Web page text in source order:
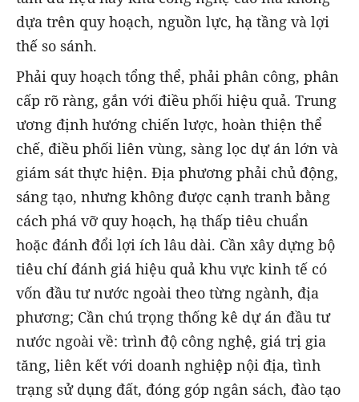
dựa trên quy hoạch, nguồn lực, hạ tầng và lợi
thế so sánh.
Phải quy hoạch tổng thể, phải phân công, phân
cấp rõ ràng, gắn với điều phối hiệu quả. Trung
ương định hướng chiến lược, hoàn thiện thể
chế, điều phối liên vùng, sàng lọc dự án lớn và
giám sát thực hiện. Địa phương phải chủ động,
sáng tạo, nhưng không được cạnh tranh bằng
cách phá vỡ quy hoạch, hạ thấp tiêu chuẩn
hoặc đánh đổi lợi ích lâu dài. Cần xây dựng bộ
tiêu chí đánh giá hiệu quả khu vực kinh tế có
vốn đầu tư nước ngoài theo từng ngành, địa
phương; Cần chú trọng thống kê dự án đầu tư
nước ngoài về: trình độ công nghệ, giá trị gia
tăng, liên kết với doanh nghiệp nội địa, tình
trạng sử dụng đất, đóng góp ngân sách, đào tạo